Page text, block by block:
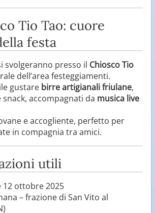
Tio Tao: cuore
festa
svolgeranno presso il Chiosco Tio
dell’area festeggiamenti.
gustare birre artigianali friulane,
accompagnati da musica live
e accogliente, perfetto per
in compagnia tra amici.
utili
12 ottobre 2025
– frazione di San Vito al